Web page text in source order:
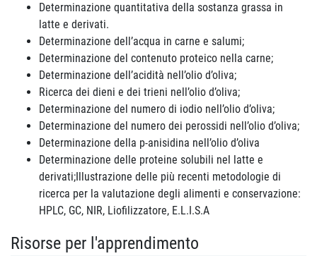
Determinazione quantitativa della sostanza grassa in
latte e derivati.
Determinazione dell’acqua in carne e salumi;
Determinazione del contenuto proteico nella carne;
Determinazione dell’acidità nell’olio d’oliva;
Ricerca dei dieni e dei trieni nell’olio d’oliva;
Determinazione del numero di iodio nell’olio d’oliva;
Determinazione del numero dei perossidi nell’olio d’oliva;
Determinazione della p-anisidina nell’olio d’oliva
Determinazione delle proteine solubili nel latte e
derivati;Illustrazione delle più recenti metodologie di
ricerca per la valutazione degli alimenti e conservazione:
HPLC, GC, NIR, Liofilizzatore, E.L.I.S.A
Risorse per l'apprendimento